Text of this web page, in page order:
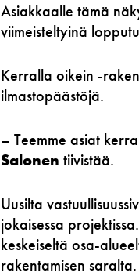
Asiakkaalle tämä
viimeisteltyinä
Kerralla oikein -
ilmastopäästöjä.
– Teemme asiat
Salonen tiivistää.
Uusilta
jokaisessa
keskeiseltä osa-
rakentamisen saralta.